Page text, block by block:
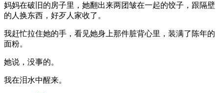
妈妈在破旧的房子里，她翻出来两团皱在一起的饺子，跟隔壁
的人换东西，好歹人家收了。
我赶忙拉住她的手，看见她身上那件脏背心里，装满了陈年的
面粉。
她说，没事的。
我在泪水中醒来。